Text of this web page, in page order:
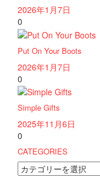
2026年1月7日
0
Put On Your Boots
2026年1月7日
0
Simple Gifts
2025年11月6日
0
CATEGORIES
CATEGORIES